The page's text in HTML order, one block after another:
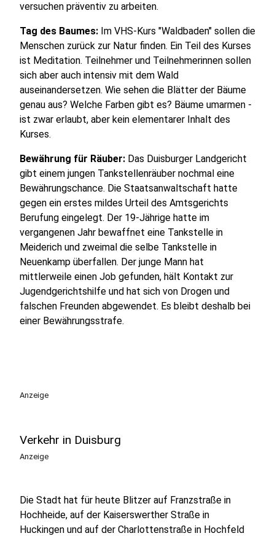
versuchen präventiv zu arbeiten.
Tag des Baumes: Im VHS-Kurs "Waldbaden" sollen die
Menschen zurück zur Natur finden. Ein Teil des Kurses
ist Meditation. Teilnehmer und Teilnehmerinnen sollen
sich aber auch intensiv mit dem Wald
auseinandersetzen. Wie sehen die Blätter der Bäume
genau aus? Welche Farben gibt es? Bäume umarmen -
ist zwar erlaubt, aber kein elementarer Inhalt des
Kurses.
Bewährung für Räuber: Das Duisburger Landgericht
gibt einem jungen Tankstellenräuber nochmal eine
Bewährungschance. Die Staatsanwaltschaft hatte
gegen ein erstes mildes Urteil des Amtsgerichts
Berufung eingelegt. Der 19-Jährige hatte im
vergangenen Jahr bewaffnet eine Tankstelle in
Meiderich und zweimal die selbe Tankstelle in
Neuenkamp überfallen. Der junge Mann hat
mittlerweile einen Job gefunden, hält Kontakt zur
Jugendgerichtshilfe und hat sich von Drogen und
falschen Freunden abgewendet. Es bleibt deshalb bei
einer Bewährungsstrafe.
Anzeige
Verkehr in Duisburg
Anzeige
Die Stadt hat für heute Blitzer auf Franzstraße in
Hochheide, auf der Kaiserswerther Straße in
Huckingen und auf der Charlottenstraße in Hochfeld